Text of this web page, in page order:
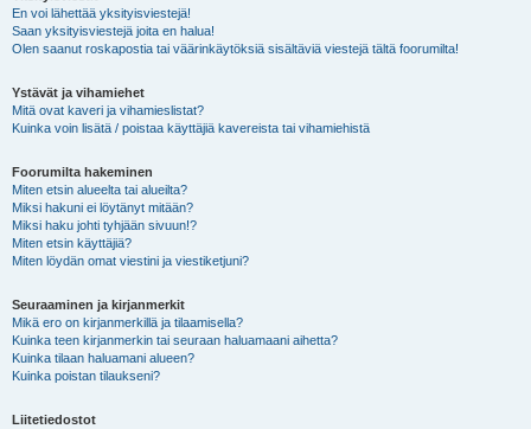
En voi lähettää yksityisviestejä!
Saan yksityisviestejä joita en halua!
Olen saanut roskapostia tai väärinkäytöksiä sisältäviä viestejä tältä foorumilta!
Ystävät ja vihamiehet
Mitä ovat kaveri ja vihamieslistat?
Kuinka voin lisätä / poistaa käyttäjiä kavereista tai vihamiehistä
Foorumilta hakeminen
Miten etsin alueelta tai alueilta?
Miksi hakuni ei löytänyt mitään?
Miksi haku johti tyhjään sivuun!?
Miten etsin käyttäjiä?
Miten löydän omat viestini ja viestiketjuni?
Seuraaminen ja kirjanmerkit
Mikä ero on kirjanmerkillä ja tilaamisella?
Kuinka teen kirjanmerkin tai seuraan haluamaani aihetta?
Kuinka tilaan haluamani alueen?
Kuinka poistan tilaukseni?
Liitetiedostot